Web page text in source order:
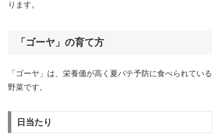
ります。
「ゴーヤ」の育て方
「ゴーヤ」は、栄養価が高く夏バテ予防に食べられている
野菜です。
日当たり